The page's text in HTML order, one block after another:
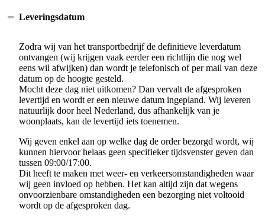
Leveringsdatum
Zodra wij van het transportbedrijf de definitieve leverdatum
ontvangen (wij krijgen vaak eerder een richtlijn die nog wel
eens wil afwijken) dan wordt je telefonisch of per mail van deze
datum op de hoogte gesteld.
Mocht deze dag niet uitkomen? Dan vervalt de afgesproken
levertijd en wordt er een nieuwe datum ingepland. Wij leveren
natuurlijk door heel Nederland, dus afhankelijk van je
woonplaats, kan de levertijd iets toenemen.
Wij geven enkel aan op welke dag de order bezorgd wordt, wij
kunnen hiervoor helaas geen specifieker tijdsvenster geven dan
tussen 09:00/17:00.
Dit heeft te maken met weer- en verkeersomstandigheden waar
wij geen invloed op hebben. Het kan altijd zijn dat wegens
onvoorzienbare omstandigheden een bezorging niet voltooid
wordt op de afgesproken dag.